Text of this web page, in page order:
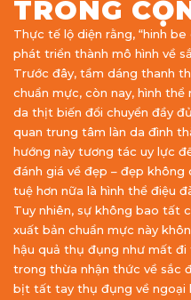
TRONG
Thực tế lộ diện rằng, “hinh
phát triển thành mô hình về
Trước đây, tầm dáng thanh
chuẩn mực, còn nay, hình thể
da thịt biến đổi chuyển đầy
quan trung tâm làn da đình
hướng này tương tác uy lực
đánh giá về đẹp – đẹp
tuệ hơn nữa là hình thể điệu
Tuy nhiên, sự không bao tất
xuất bản chuẩn mực này
hậu quả thụ đụng như mất
trong thừa nhận thức về sắc
bịt tất tay thụ đụng về ngoại